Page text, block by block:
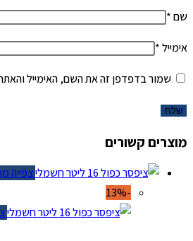
שם*
אימייל*
שמור בדפדפן זה את השם, האימייל
מוצרים קשורים
צפייה